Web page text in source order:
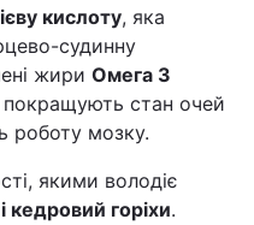
кислоту, яка
судинну
жири Омега 3
стан очей
роботу мозку.
якими володіє
кедровий горіхи.